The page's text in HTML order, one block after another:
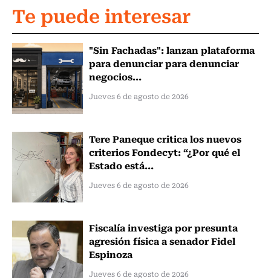
Te puede interesar
"Sin Fachadas": lanzan plataforma
para denunciar para denunciar
negocios...
Jueves 6 de agosto de 2026
Tere Paneque critica los nuevos
criterios Fondecyt: “¿Por qué el
Estado está...
Jueves 6 de agosto de 2026
Fiscalía investiga por presunta
agresión física a senador Fidel
Espinoza
Jueves 6 de agosto de 2026